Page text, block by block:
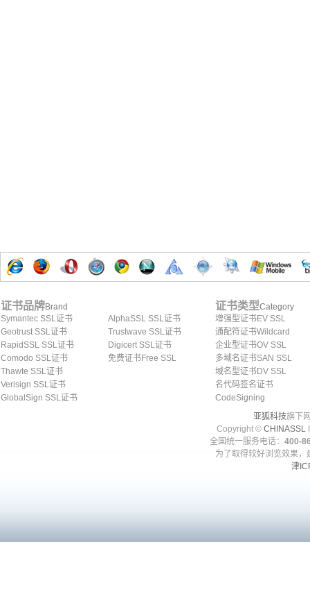
证书品牌Brand
Symantec SSL证书
Geotrust SSL证书
RapidSSL SSL证书
Comodo SSL证书
Thawte SSL证书
Verisign SSL证书
GlobalSign SSL证书
AlphaSSL SSL证书
Trustwave SSL证书
Digicert SSL证书
免费证书Free SSL
证书类型Category
增强型证书EV SSL
通配符证书Wildcard
企业型证书OV SSL
多域名证书SAN SSL
域名型证书DV SSL
名代码签名证书
CodeSigning
亚狐科技旗下
Copyright © CHINASSL
全国统一服务电话： 400-
为了取得较好浏览效果
津